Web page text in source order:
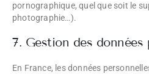
pornographique, quel que soit le
photographie…).
7. Gestion des données
En France, les données